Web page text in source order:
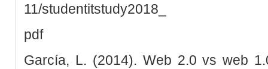
11/studentitstudy2018_
pdf
García, L. (2014). Web 2.0 vs web